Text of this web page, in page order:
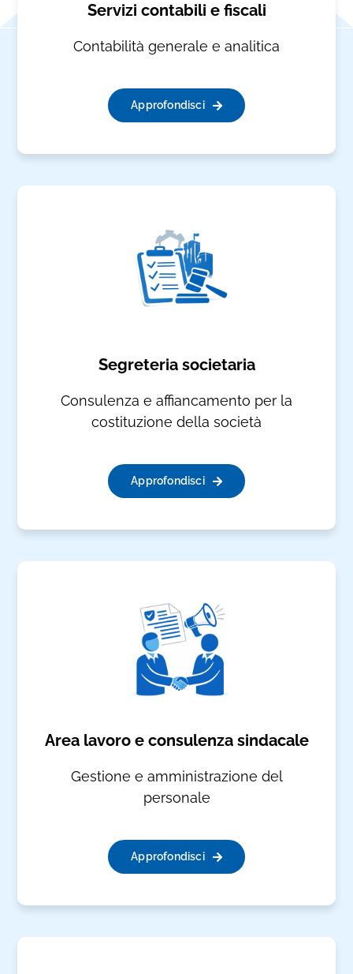
Servizi contabili e fiscali
Contabilità generale e analitica
Approfondisci
Segreteria societaria
Consulenza e affiancamento per la
costituzione della società
Approfondisci
Area lavoro e consulenza sindacale
Gestione e amministrazione del
personale
Approfondisci